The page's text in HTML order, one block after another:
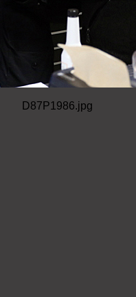
D87P1986.jpg